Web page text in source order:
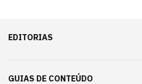
EDITORIAS
GUIAS DE CONTEÚDO